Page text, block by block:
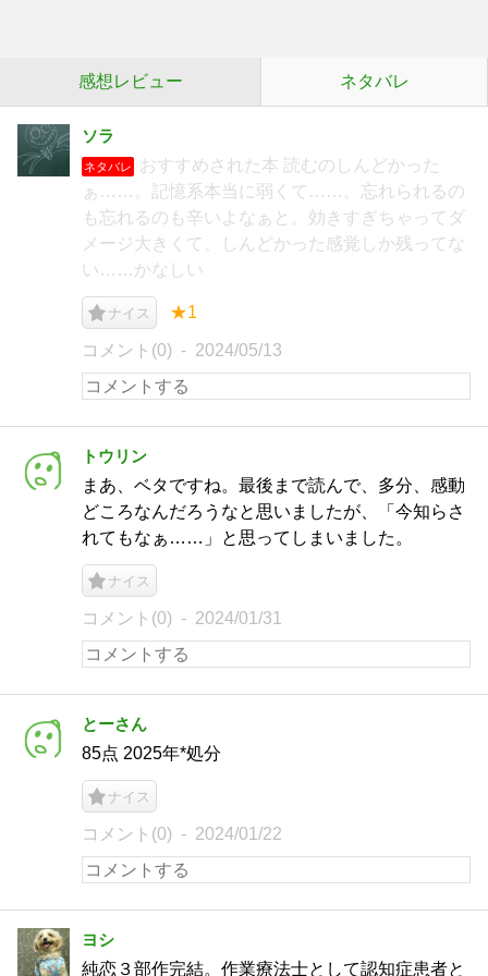
感想レビュー ネタバレ
ソラ
ネタバレ
おすすめされた本 読むのしんどかった
ぁ……。記憶系本当に弱くて……。忘れられるの
も忘れるのも辛いよなぁと。効きすぎちゃってダ
メージ大きくて、しんどかった感覚しか残ってな
い……かなしい
ナイス ★1
コメント(0) 2024/05/13
トウリン
まあ、ベタですね。最後まで読んで、多分、感動
どころなんだろうなと思いましたが、「今知らさ
れてもなぁ……」と思ってしまいました。
ナイス
コメント(0) 2024/01/31
とーさん
85点 2025年*処分
ナイス
コメント(0) 2024/01/22
ヨシ
純恋３部作完結。作業療法士として認知症患者と